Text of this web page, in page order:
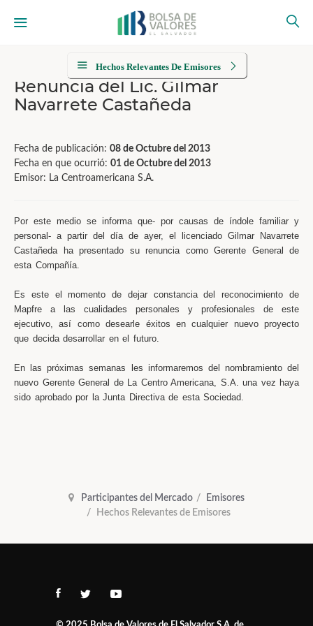
Hechos Relevantes De Emisores
Renuncia del Lic. Gilmar
Navarrete Castañeda
Fecha de publicación: 08 de Octubre del 2013
Fecha en que ocurrió: 01 de Octubre del 2013
Emisor: La Centroamericana S.A.
Por este medio se informa que- por causas de índole familiar y
personal- a partir del día de ayer, el licenciado Gilmar Navarrete
Castañeda ha presentado su renuncia como Gerente General de
esta Compañía.
Es este el momento de dejar constancia del reconocimiento de
Mapfre a las cualidades personales y profesionales de este
ejecutivo, así como desearle éxitos en cualquier nuevo proyecto
que decida desarrollar en el futuro.
En las próximas semanas les informaremos del nombramiento del
nuevo Gerente General de La Centro Americana, S.A. una vez haya
sido aprobado por la Junta Directiva de esta Sociedad.
Participantes del Mercado
Emisores
Hechos Relevantes de Emisores